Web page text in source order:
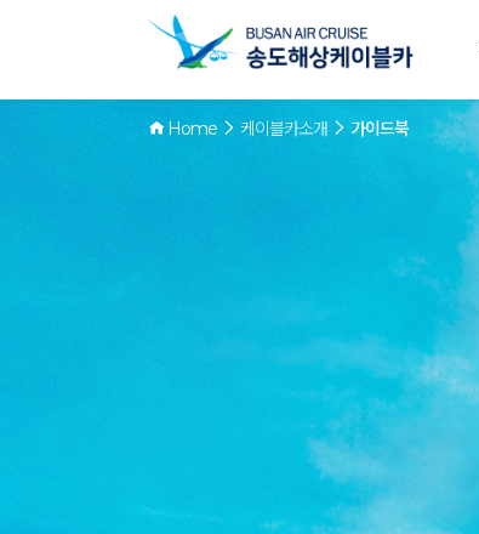
Home 케이블카소개 가이드북